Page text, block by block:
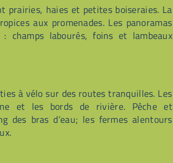
prairies, haies et petites boiseraies. La
aux promenades. Les panoramas
champs labourés, foins et lambeaux
à vélo sur des routes tranquilles. Les
et les bords de rivière. Pêche et
des bras d’eau; les fermes alentours